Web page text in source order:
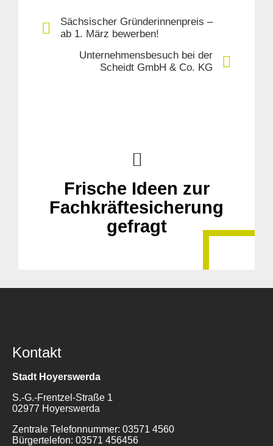
Sächsischer Gründerinnenpreis –
ab 1. März bewerben!
Unternehmensbesuch bei der
Scheidt GmbH & Co. KG
Frische Ideen zur
Fachkräftesicherung
gefragt
Kontakt
Stadt Hoyerswerda
S.-G.-Frentzel-Straße 1
02977 Hoyerswerda
Zentrale Telefonnummer: 03571 4560
Bürgertelefon: 03571 456456